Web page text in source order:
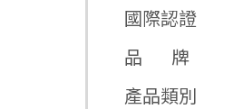
國際認證
品 牌
產品類別